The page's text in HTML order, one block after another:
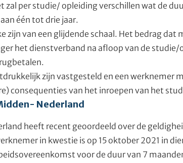
per studie/ opleiding verschillen wat de
één tot drie jaar.
zijn van een glijdende schaal. Het bedrag
het dienstverband na afloop van de
zijn vastgesteld en een werknemer
consequenties van het inroepen van het
Nederland
heeft recent geoordeeld over de
in kwestie is op 15 oktober 2021 in
voor de duur van 7